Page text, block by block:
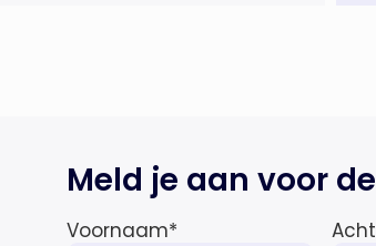
Meld je aan voor
Voornaam*